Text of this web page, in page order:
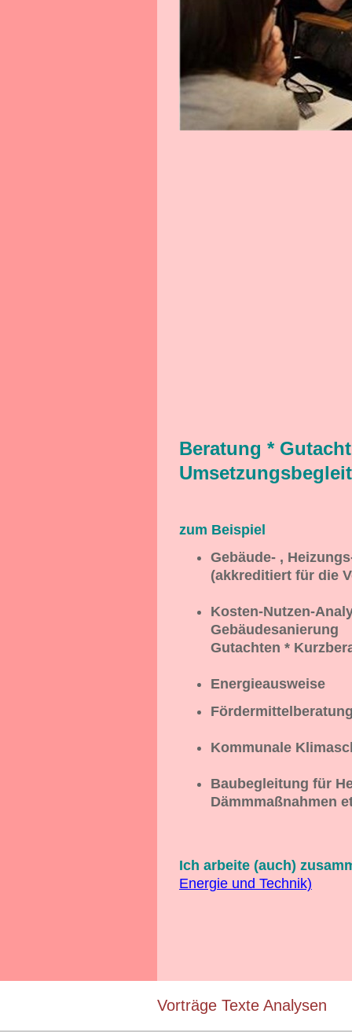
Beratung *
zum Beispiel
Gebäude- ,
(akkreditiert für die
Kosten-Nutzen-
Gebäudesanierung
Gutachten *
Energieausweise
Kommunale
Baubegleitung für
Dämmmaßnahmen
Ich arbeite (auch)
Energie und Technik)
Vorträge Texte Analysen